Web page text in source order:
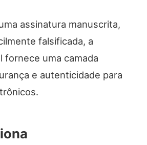
assinatura manuscrita,
falsificada, a
fornece uma camada
e autenticidade para